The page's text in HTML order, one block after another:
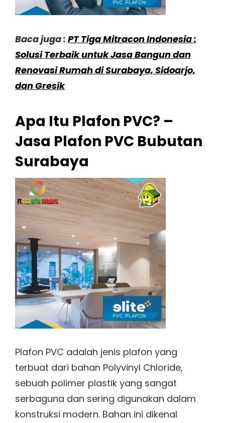
Baca juga : PT Tiga Mitracon Indonesia :
Solusi Terbaik untuk Jasa Bangun dan
Renovasi Rumah di Surabaya, Sidoarjo,
dan Gresik
Apa Itu Plafon PVC? –
Jasa Plafon PVC Bubutan
Surabaya
Plafon PVC adalah jenis plafon yang
terbuat dari bahan Polyvinyl Chloride,
sebuah polimer plastik yang sangat
serbaguna dan sering digunakan dalam
konstruksi modern. Bahan ini dikenal